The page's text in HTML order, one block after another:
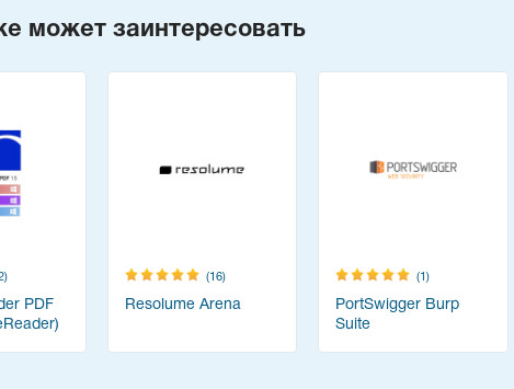
может заинтересовать
PDF
(16)
Resolume Arena
(1)
PortSwigger Burp
Suite